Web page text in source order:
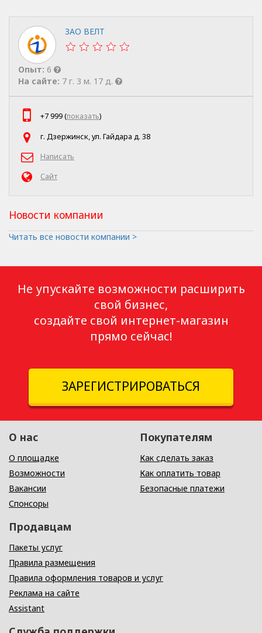
ЗАО ВЕЛТ
Опыт: 6
На сайте: 7 г. 3 м. 17 д.
+7 999 (показать)
г. Дзержинск, ул. Гайдара д. 38
Написать
Сайт
Новости компании
Читать все новости компании >
Не упускайте возможности расширить
свой бизнес,
создайте свой интернет-магазин
прямо сейчас!
ЗАРЕГИСТРИРОВАТЬСЯ
О нас
О площадке
Возможности
Вакансии
Спонсоры
Покупателям
Как сделать заказ
Как оплатить товар
Безопасные платежи
Продавцам
Пакеты услуг
Правила размещения
Правила оформления товаров и услуг
Реклама на сайте
Assistant